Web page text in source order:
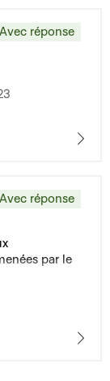
Avec réponse
Avec réponse
par le